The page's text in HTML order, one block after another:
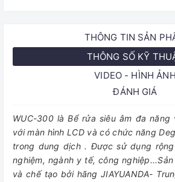
THÔNG TIN SẢN
THÔNG SỐ KỸ
VIDEO - HÌNH ẢNH
ĐÁNH GIÁ
WUC-300 là Bể rửa siêu âm đa
với màn hình LCD và có chức năng
trong dung dịch . Được sử dụng
nghiệm, ngành y tế, công
và chế tạo bởi hãng JIAYUANDA-